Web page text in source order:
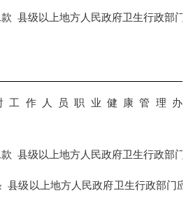
级以上地方人民政府卫生行政部门
作人员职业健康管
级以上地方人民政府卫生行政部门
以上地方人民政府卫生行政部门应